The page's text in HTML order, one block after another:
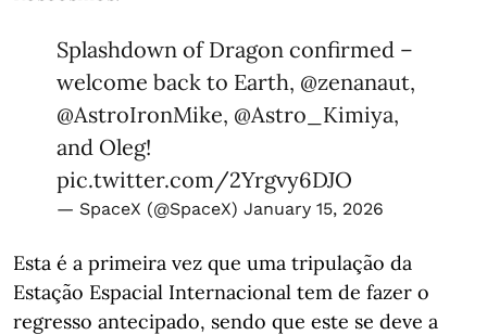
Splashdown of Dragon confirmed –
welcome back to Earth, @zenanaut,
@AstroIronMike, @Astro_Kimiya,
and Oleg!
pic.twitter.com/2Yrgvy6DJO
— SpaceX (@SpaceX) January 15, 2026
Esta é a primeira vez que uma tripulação da
Estação Espacial Internacional tem de fazer o
regresso antecipado, sendo que este se deve a